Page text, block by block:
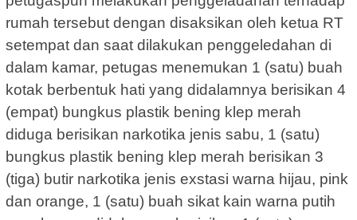
rumah tersebut dengan disaksikan oleh ketua RT
setempat dan saat dilakukan penggeledahan di
dalam kamar, petugas menemukan 1 (satu) buah
kotak berbentuk hati yang didalamnya berisikan 4
(empat) bungkus plastik bening klep merah
diduga berisikan narkotika jenis sabu, 1 (satu)
bungkus plastik bening klep merah berisikan 3
(tiga) butir narkotika jenis exstasi warna hijau, pink
dan orange, 1 (satu) buah sikat kain warna putih